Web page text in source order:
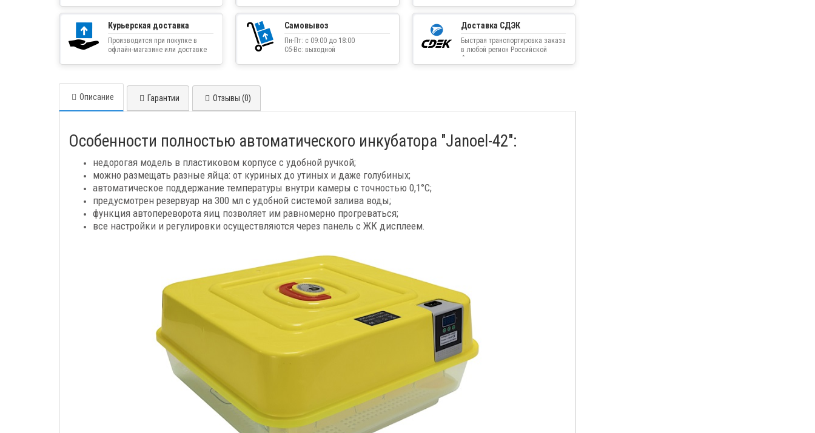
электронную почту
Курьерская доставка
Производится при покупке в
офлайн-магазине или доставке
Самовывоз
Пн-Пт: с 09:00 до 18:00
Сб-Вс: выходной
Доставка СДЭК
Быстрая транспортировка заказа
в любой регион Российской
Федерации
Описание Гарантии Отзывы (0)
Особенности полностью автоматического инкубатора "Janoel-42":
недорогая модель в пластиковом корпусе с удобной ручкой;
можно размещать разные яйца: от куриных до утиных и даже голубиных;
автоматическое поддержание температуры внутри камеры с точностью 0,1°C;
предусмотрен резервуар на 300 мл с удобной системой залива воды;
функция автопереворота яиц позволяет им равномерно прогреваться;
все настройки и регулировки осуществляются через панель с ЖК дисплеем.